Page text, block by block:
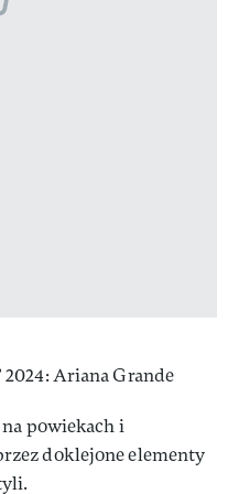
Ariana Grande
powiekach i
doklejone elementy